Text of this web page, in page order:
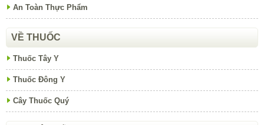
An Toàn Thực Phẩm
VỀ THUỐC
Thuốc Tây Y
Thuốc Đông Y
Cây Thuốc Quý